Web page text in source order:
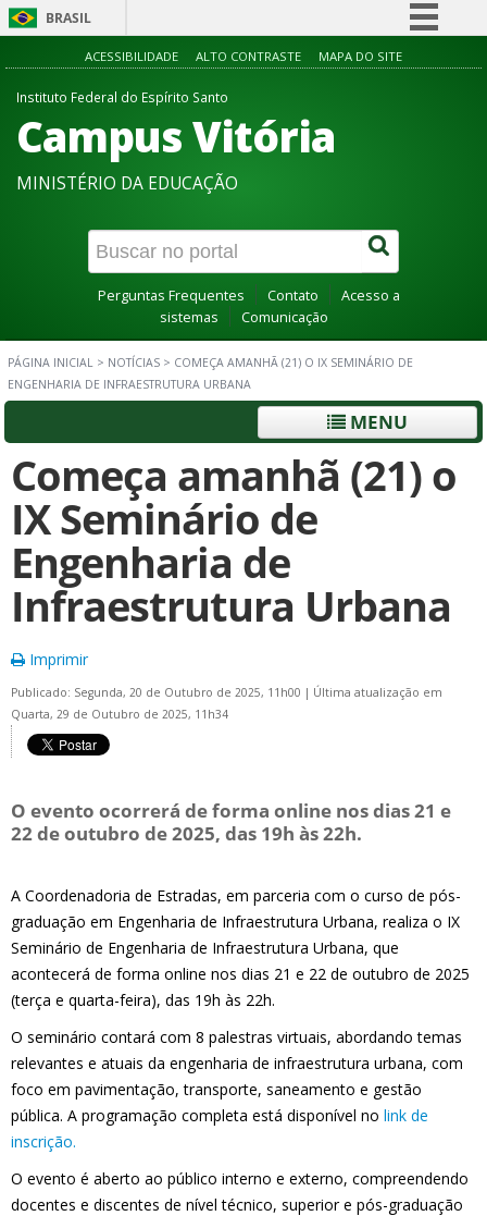
BRASIL
Simplifique!
Acesso à informação
Canais
ACESSIBILIDADE ALTO CONTRASTE MAPA DO SITE
Instituto Federal do Espírito Santo
Campus Vitória
MINISTÉRIO DA EDUCAÇÃO
Perguntas Frequentes Contato
Acesso a
sistemas
Comunicação
PÁGINA INICIAL > NOTÍCIAS > COMEÇA AMANHÃ (21) O IX SEMINÁRIO DE
ENGENHARIA DE INFRAESTRUTURA URBANA
MENU
Começa amanhã (21) o
IX Seminário de
Engenharia de
Infraestrutura Urbana
Imprimir
Publicado: Segunda, 20 de Outubro de 2025, 11h00 | Última atualização em
Quarta, 29 de Outubro de 2025, 11h34
O evento ocorrerá de forma online nos dias 21 e
22 de outubro de 2025, das 19h às 22h.
A Coordenadoria de Estradas, em parceria com o curso de pós-
graduação em Engenharia de Infraestrutura Urbana, realiza o IX
Seminário de Engenharia de Infraestrutura Urbana, que
acontecerá de forma online nos dias 21 e 22 de outubro de 2025
(terça e quarta-feira), das 19h às 22h.
O seminário contará com 8 palestras virtuais, abordando temas
relevantes e atuais da engenharia de infraestrutura urbana, com
foco em pavimentação, transporte, saneamento e gestão
pública. A programação completa está disponível no link de
inscrição.
O evento é aberto ao público interno e externo, compreendendo
docentes e discentes de nível técnico, superior e pós-graduação